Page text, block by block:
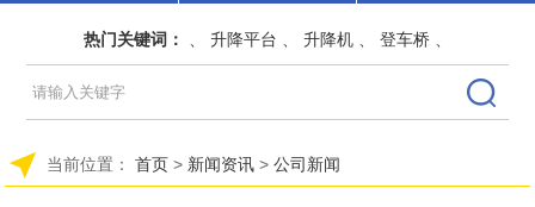
热门关键词： 升降平台 升降机 登车桥
当前位置： 首页 > 新闻资讯 >公司新闻